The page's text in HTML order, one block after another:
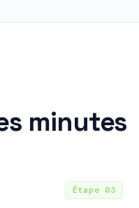
minutes
Étape 03